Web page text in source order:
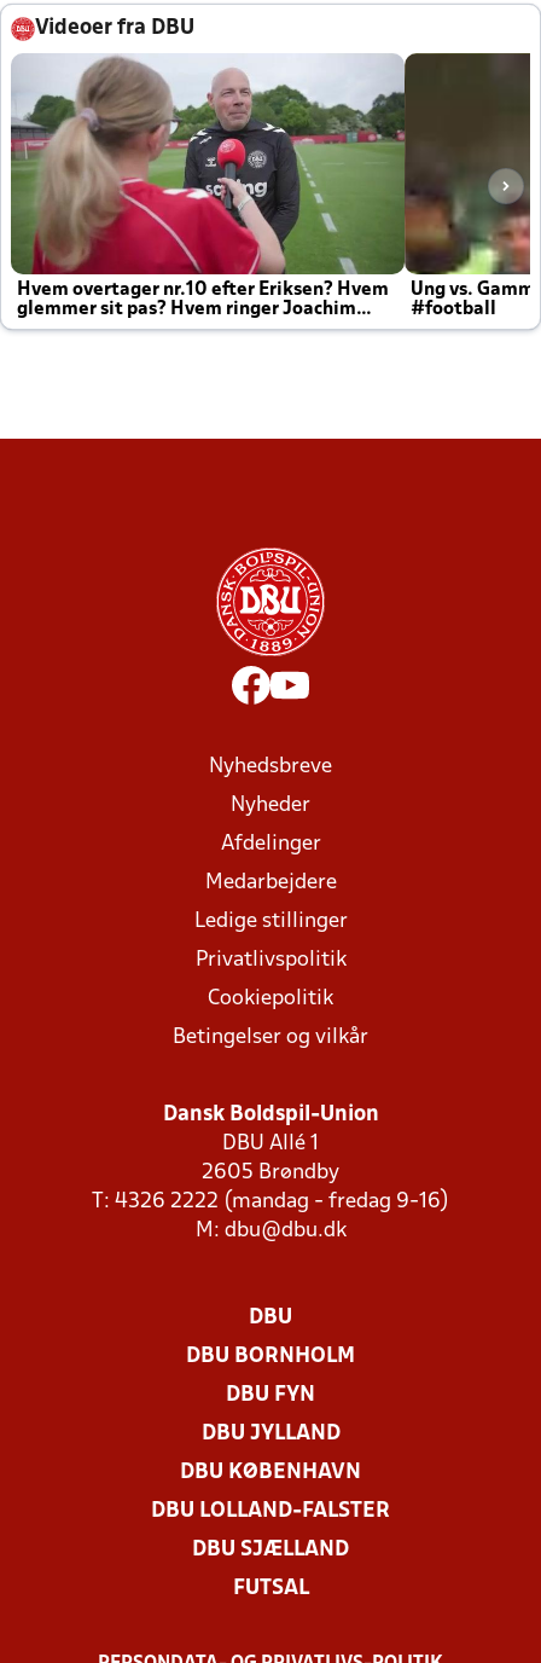
Videoer fra DBU
Hvem overtager nr.10 efter Eriksen? Hvem
glemmer sit pas? Hvem ringer Joachim
altid til efter kampe?
Ung vs.
#football
Nyhedsbreve
Nyheder
Afdelinger
Medarbejdere
Ledige stillinger
Privatlivspolitik
Cookiepolitik
Betingelser og vilkår
Dansk Boldspil-Union
DBU Allé 1
2605 Brøndby
T: 4326 2222 (mandag - fredag 9-16)
M: dbu@dbu.dk
DBU
DBU BORNHOLM
DBU FYN
DBU JYLLAND
DBU KØBENHAVN
DBU LOLLAND-FALSTER
DBU SJÆLLAND
FUTSAL